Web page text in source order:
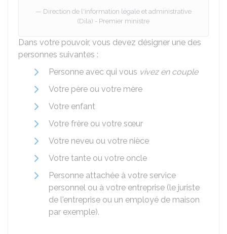
Direction de l'information légale et administrative
(Dila) - Premier ministre
Dans votre pouvoir, vous devez désigner une des
personnes suivantes :
Personne avec qui vous vivez en couple
Votre père ou votre mère
Votre enfant
Votre frère ou votre sœur
Votre neveu ou votre nièce
Votre tante ou votre oncle
Personne attachée à votre service
personnel ou à votre entreprise (le juriste
de l'entreprise ou un employé de maison
par exemple).